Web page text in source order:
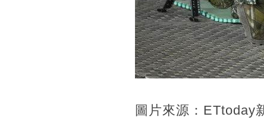
圖片來源：ETtoday